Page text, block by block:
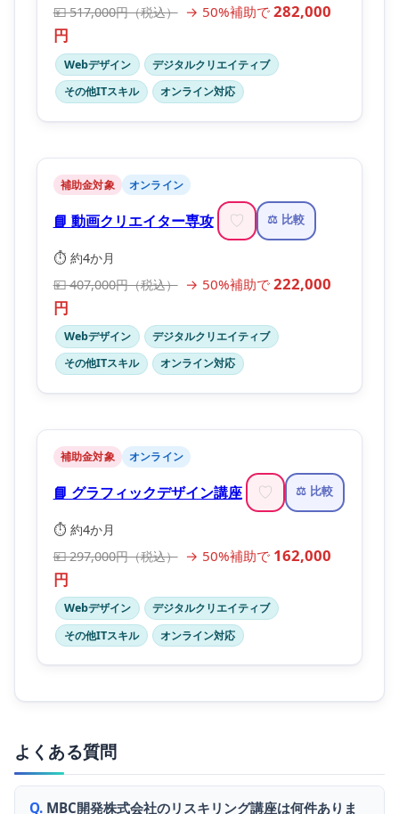
💴 517,000円（税込） → 50%補助で 282,000
円
Webデザイン
デジタルクリエイティブ
その他ITスキル
オンライン対応
補助金対象 オンライン
📘 動画クリエイター専攻 ♡ ⚖️ 比較
⏱️ 約4か月
💴 407,000円（税込） → 50%補助で 222,000
円
Webデザイン
デジタルクリエイティブ
その他ITスキル
オンライン対応
補助金対象 オンライン
📘 グラフィックデザイン講座 ♡ ⚖️ 比較
⏱️ 約4か月
💴 297,000円（税込） → 50%補助で 162,000
円
Webデザイン
デジタルクリエイティブ
その他ITスキル
オンライン対応
よくある質問
MBC開発株式会社のリスキリング講座は何件ありま